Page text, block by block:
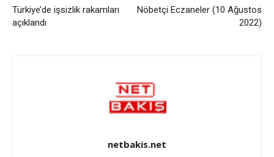
Türkiye’de işsizlik rakamları
açıklandı
Nöbetçi Eczaneler (10 Ağustos
2022)
netbakis.net